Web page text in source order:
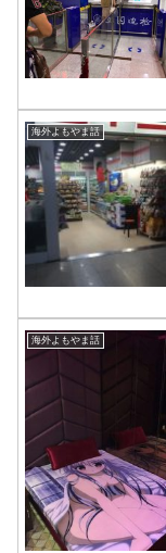
海外よもやま話
海外よもやま話